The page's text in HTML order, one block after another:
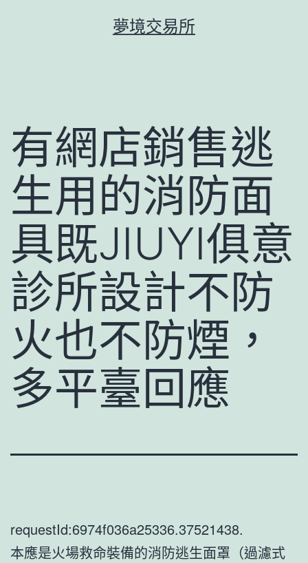
夢境交易所
有網店銷售逃
生用的消防面
具既JIUYI俱意
診所設計不防
火也不防煙，
多平臺回應
requestId:6974f036a25336.37521438.
本應是火場救命裝備的消防逃生面罩（過濾式